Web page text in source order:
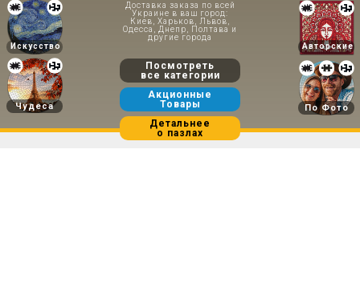
Посмотреть
все категории
Акционные
Товары
Доставка заказа по всей
Украине в ваш город:
Киев, Харьков, Львов,
Одесса, Днепр, Полтава и
другие города
По Фото
Чудеса
Искусство Авторские
Детальнее
о пазлах